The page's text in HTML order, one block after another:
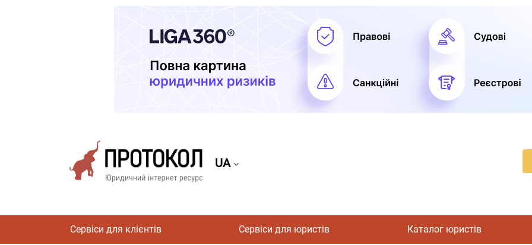
UA
Сервіси для клієнтів Сервіси для юристів Каталог юристів